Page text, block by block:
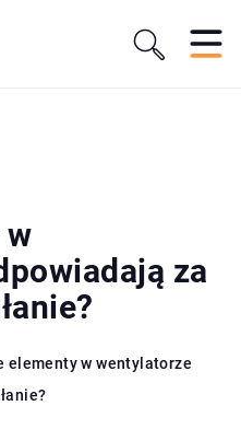
za
elementy w wentylatorze